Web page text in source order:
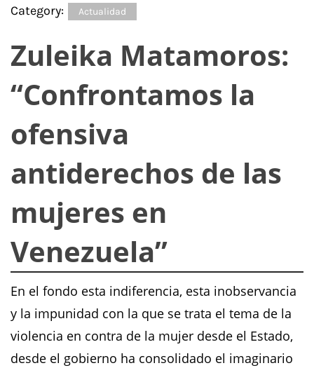
Category: Actualidad
Zuleika Matamoros:
“Confrontamos la
ofensiva
antiderechos de las
mujeres en
Venezuela”
En el fondo esta indiferencia, esta inobservancia
y la impunidad con la que se trata el tema de la
violencia en contra de la mujer desde el Estado,
desde el gobierno ha consolidado el imaginario